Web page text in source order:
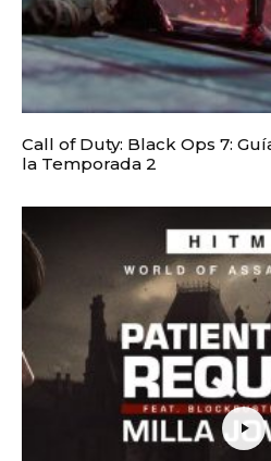
Call of Duty: Black Ops 7:
la Temporada 2